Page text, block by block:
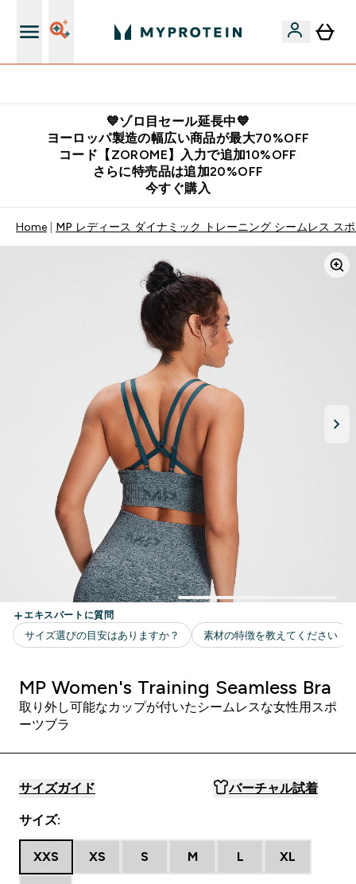
💙ゾロ目セール延長中💙
ヨーロッパ製造の幅広い商品が最大70%OFF
コード【ZOROME】入力で追加10%OFF
さらに特売品は追加20%OFF
今すぐ購入
Home MP レディース ダイナミック トレーニング シームレス ス
MP Women's Training Seamless Bra
取り外し可能なカップが付いたシームレスな女性用スポ
ーツブラ
サイズガイド バーチャル試着
サイズ:
XXS XS S M L XL